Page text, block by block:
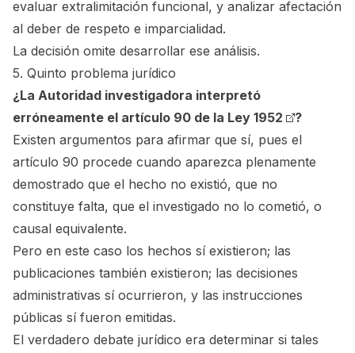
evaluar extralimitación funcional, y analizar afectación
al deber de respeto e imparcialidad.
La decisión omite desarrollar ese análisis.
5. Quinto problema jurídico
¿La Autoridad investigadora interpretó
erróneamente el artículo 90 de la Ley 1952
?
Existen argumentos para afirmar que sí, pues el
artículo 90 procede cuando aparezca plenamente
demostrado que el hecho no existió, que no
constituye falta, que el investigado no lo cometió, o
causal equivalente.
Pero en este caso los hechos sí existieron; las
publicaciones también existieron; las decisiones
administrativas sí ocurrieron, y las instrucciones
públicas sí fueron emitidas.
El verdadero debate jurídico era determinar si tales